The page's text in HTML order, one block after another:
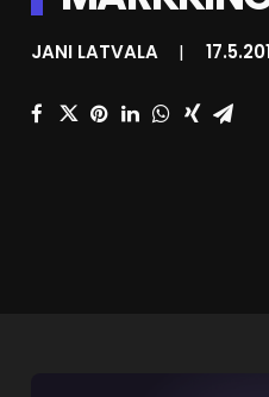
HAKU
JANI LATVALA |